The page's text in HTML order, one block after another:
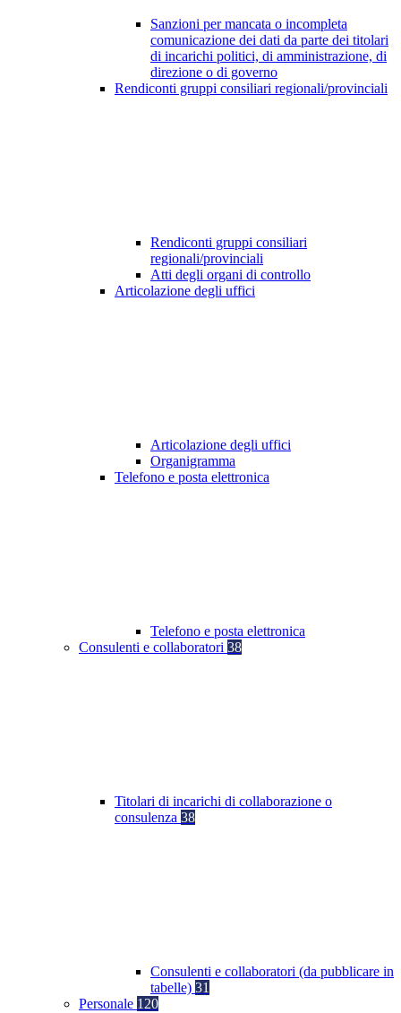
Sanzioni per mancata o incompleta
comunicazione dei dati da parte dei titolari
di incarichi politici, di amministrazione, di
direzione o di governo
Rendiconti gruppi consiliari regionali/provinciali
Rendiconti gruppi consiliari
regionali/provinciali
Atti degli organi di controllo
Articolazione degli uffici
Articolazione degli uffici
Organigramma
Telefono e posta elettronica
Telefono e posta elettronica
Consulenti e collaboratori 38
Titolari di incarichi di collaborazione o
consulenza 38
Consulenti e collaboratori (da pubblicare in
tabelle) 31
Personale 120